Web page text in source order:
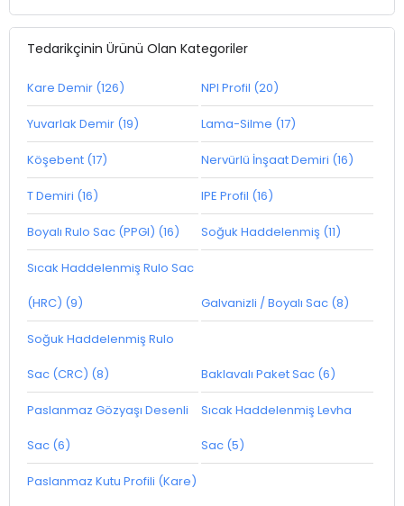
Tedarikçinin Ürünü Olan Kategoriler
Kare Demir (126) NPI Profil (20)
Yuvarlak Demir (19) Lama-Silme (17)
Köşebent (17) Nervürlü İnşaat Demiri (16)
T Demiri (16) IPE Profil (16)
Boyalı Rulo Sac (PPGI) (16) Soğuk Haddelenmiş (11)
Sıcak Haddelenmiş Rulo Sac
(HRC) (9) Galvanizli / Boyalı Sac (8)
Soğuk Haddelenmiş Rulo
Sac (CRC) (8) Baklavalı Paket Sac (6)
Paslanmaz Gözyaşı Desenli
Sac (6)
Sıcak Haddelenmiş Levha
Sac (5)
Paslanmaz Kutu Profili (Kare)